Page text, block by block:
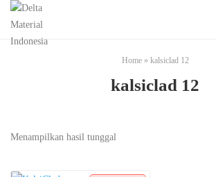
Home» kalsiclad 12
kalsiclad 12
Menampilkan hasil tunggal